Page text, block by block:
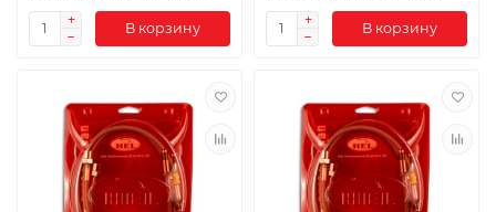
В корзину В корзину